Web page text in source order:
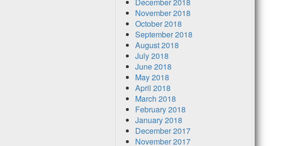
December 2018
November 2018
October 2018
September 2018
August 2018
July 2018
June 2018
May 2018
April 2018
March 2018
February 2018
January 2018
December 2017
November 2017